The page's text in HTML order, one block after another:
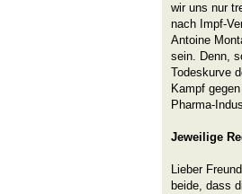
wir uns nur
nach Impf-
Antoine
sein. Denn,
Todeskurve
Kampf
Pharma-
Jeweilige
Lieber
beide, dass